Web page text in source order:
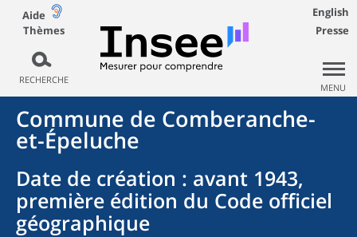
Aide
Thèmes
RECHERCHE
English
Presse
MENU
Commune de Comberanche-
et-Épeluche
Date de création : avant 1943,
première édition du Code officiel
géographique